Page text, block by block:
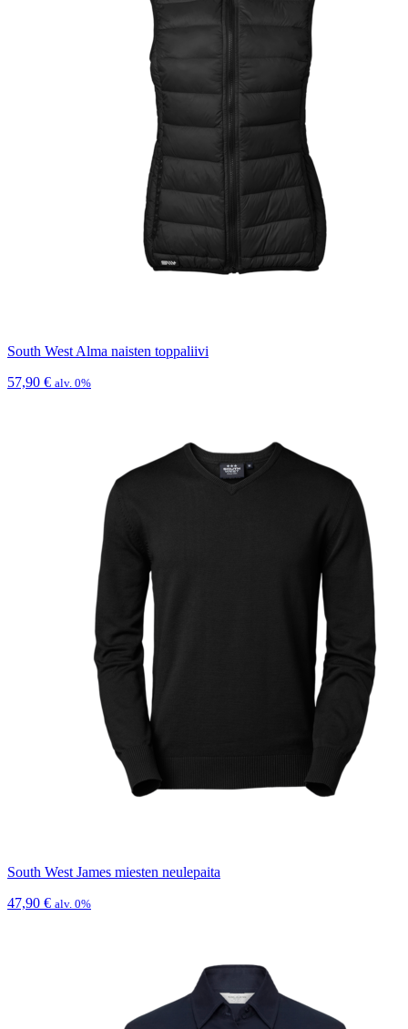
South West Alma naisten toppaliivi
57,90 € alv. 0%
South West James miesten neulepaita
47,90 € alv. 0%